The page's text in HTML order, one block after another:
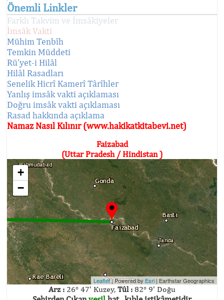
Önemli Linkler
Farklı Takvim ve İmsâkiyeler
İmsâk Vakti
Mühim Tenbîh
Temkin Müddeti
Rü'yet-i Hilâl
Hilâl Rasadları
Senelik Hicrî Kamerî Târîhler
Yanlış imsâk vakti açıklaması
Doğru imsâk vakti açıklaması
Rasad hakkında açıklama
Namaz Nasıl Kılınır (www.hakikatkitabevi.net)
Faizabad
(Uttar Pradesh / Hindistan )
+
−
Leaflet| Powered by Esri | Earthstar Geographics
Arz : 26° 47' Kuzey, Tûl : 82° 9' Doğu